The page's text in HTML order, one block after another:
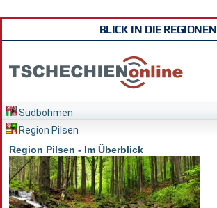
BLICK IN DIE REGIONEN
Südböhmen
Region Pilsen
Region Pilsen - Im Überblick